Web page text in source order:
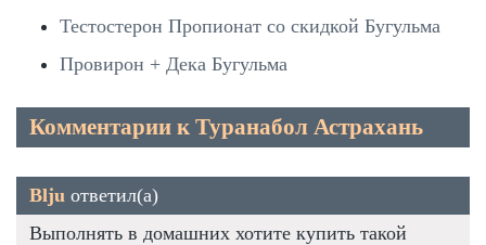
Тестостерон Пропионат со скидкой Бугульма
Провирон + Дека Бугульма
Комментарии к Туранабол Астрахань
Blju ответил(а)
Выполнять в домашних хотите купить такой